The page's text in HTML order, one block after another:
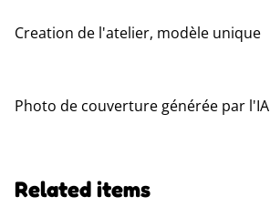
Creation de l'atelier, modèle unique
Photo de couverture générée par l'IA
Related items